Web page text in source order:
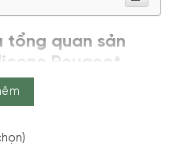
tổng quan sản
Peugeot